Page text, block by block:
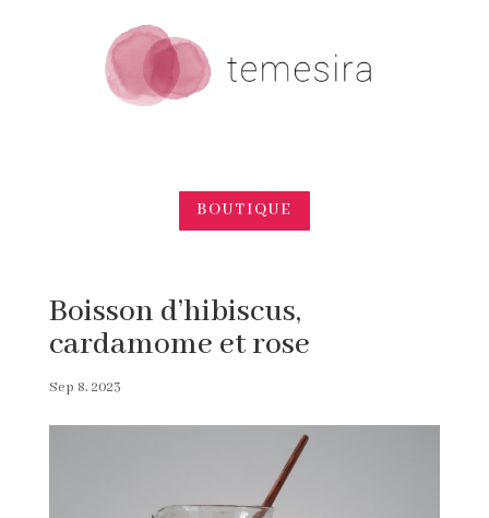
BOUTIQUE
Boisson d’hibiscus,
cardamome et rose
Sep 8, 2023